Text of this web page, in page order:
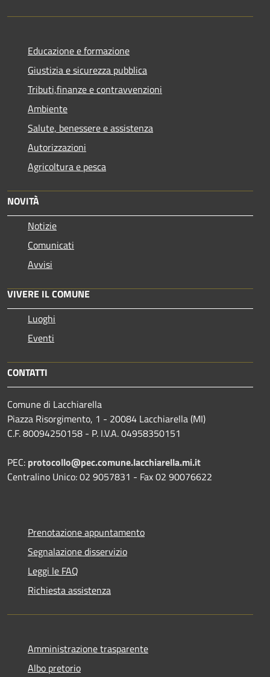
Educazione e formazione
Giustizia e sicurezza pubblica
Tributi,finanze e contravvenzioni
Ambiente
Salute, benessere e assistenza
Autorizzazioni
Agricoltura e pesca
NOVITÀ
Notizie
Comunicati
Avvisi
VIVERE IL COMUNE
Luoghi
Eventi
CONTATTI
Comune di Lacchiarella
Piazza Risorgimento, 1 - 20084 Lacchiarella (MI)
C.F. 80094250158 - P. I.V.A. 04958350151
PEC: protocollo@pec.comune.lacchiarella.mi.it
Centralino Unico: 02 9057831 - Fax 02 90076622
Prenotazione appuntamento
Segnalazione disservizio
Leggi le FAQ
Richiesta assistenza
Amministrazione trasparente
Albo pretorio